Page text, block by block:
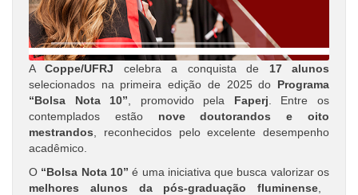
ACoppe/UFRJ celebra a conquista de 17 alunos
selecionados na primeira edição de 2025 do Programa
“Bolsa Nota 10” , promovido pela Faperj . Entre os
contemplados estão nove doutorandos e oito
mestrandos , reconhecidos pelo excelente desempenho
acadêmico.
O “Bolsa Nota 10” é uma iniciativa que busca valorizar os
melhores alunos da pós-graduação fluminense